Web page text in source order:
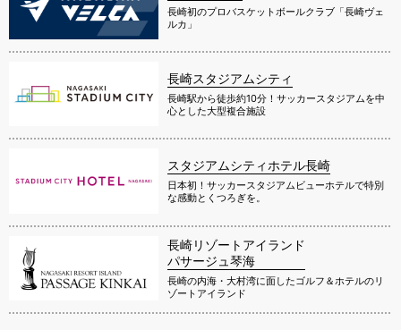
長崎初のプロバスケットボールクラブ「長崎ヴェ
ルカ」
長崎スタジアムシティ
長崎駅から徒歩約10分！サッカースタジアムを中
心とした大型複合施設
スタジアムシティホテル長崎
日本初！サッカースタジアムビューホテルで特別
な感動とくつろぎを。
長崎リゾートアイランド
パサージュ琴海
長崎の内海・大村湾に面したゴルフ＆ホテルのリ
ゾートアイランド